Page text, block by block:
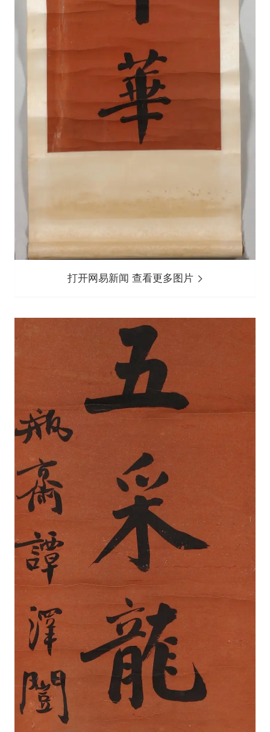
打开网易新闻 查看更多图片